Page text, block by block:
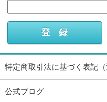
特定商取引法に基づく表記（
公式ブログ